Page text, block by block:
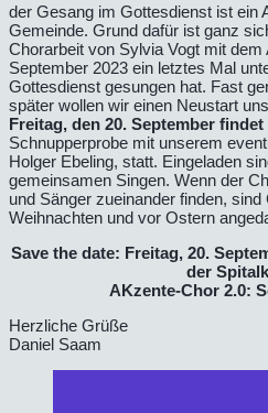
der Gesang im Gottesdienst ist ein
Gemeinde. Grund dafür ist ganz
Chorarbeit von Sylvia Vogt mit dem
September 2023 ein letztes Mal
Gottesdienst gesungen hat. Fast
später wollen wir einen Neustart
Freitag, den 20. September findet
Schnupperprobe mit unserem
Holger Ebeling, statt. Eingeladen
gemeinsamen Singen. Wenn der
und Sänger zueinander finden,
Weihnachten und vor Ostern
Save the date: Freitag, 20.
der
AKzente-Chor 2.0:
Herzliche Grüße
Daniel Saam